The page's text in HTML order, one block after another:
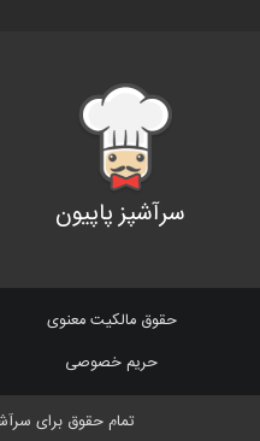
سرآشپز پاپیون
حقوق مالکیت معنوی
حریم خصوصی
تمام حقوق برای